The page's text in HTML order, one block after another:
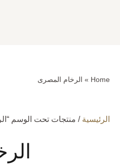
Home
» الرخام المصرى
الرئيسية / منتجات تحت الوسم